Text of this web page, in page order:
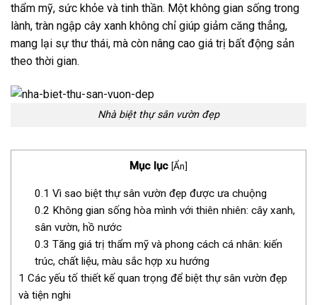
thẩm mỹ, sức khỏe và tinh thần. Một không gian sống trong
lành, tràn ngập cây xanh không chỉ giúp giảm căng thẳng,
mang lại sự thư thái, mà còn nâng cao giá trị bất động sản
theo thời gian.
Nhà biệt thự sân vườn đẹp
Mục lục [Ẩn]
0.1 Vì sao biệt thự sân vườn đẹp được ưa chuộng
0.2 Không gian sống hòa mình với thiên nhiên: cây xanh,
sân vườn, hồ nước
0.3 Tăng giá trị thẩm mỹ và phong cách cá nhân: kiến
trúc, chất liệu, màu sắc hợp xu hướng
1 Các yếu tố thiết kế quan trọng để biệt thự sân vườn đẹp
và tiện nghi